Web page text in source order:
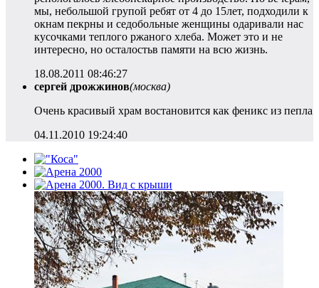
мы, небольшой групой ребят от 4 до 15лет, подходили к
окнам пекрны и седобольные женщины одаривали нас
кусочками теплого ржаного хлеба. Может это и не
интересно, но осталостьв памяти на всю жизнь.
18.08.2011 08:46:27
сергей дрожжинов(москва)
Очень красивый храм востановится как феникс из пепла
04.11.2010 19:24:40